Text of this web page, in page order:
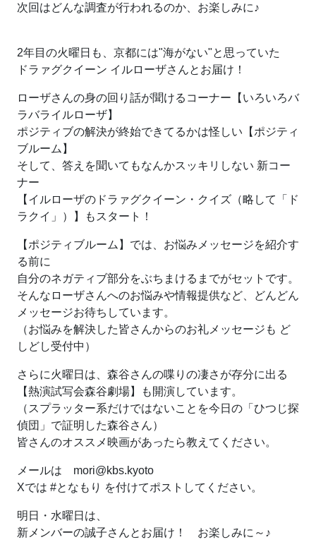
次回はどんな調査が行われるのか、お楽しみに♪
2年目の火曜日も、京都には"海がない"と思っていた
ドラァグクイーン イルローザさんとお届け！
ローザさんの身の回り話が聞けるコーナー【いろいろバ
ラバライルローザ】
ポジティブの解決が終始できてるかは怪しい【ポジティ
ブルーム】
そして、答えを聞いてもなんかスッキリしない 新コー
ナー
【イルローザのドラァグクイーン・クイズ（略して「ド
ラクイ」）】もスタート！
【ポジティブルーム】では、お悩みメッセージを紹介す
る前に
自分のネガティブ部分をぶちまけるまでがセットです。
そんなローザさんへのお悩みや情報提供など、どんどん
メッセージお待ちしています。
（お悩みを解決した皆さんからのお礼メッセージも ど
しどし受付中）
さらに火曜日は、森谷さんの喋りの凄さが存分に出る
【熱演試写会森谷劇場】も開演しています。
（スプラッター系だけではないことを今日の「ひつじ探
偵団」で証明した森谷さん）
皆さんのオススメ映画があったら教えてください。
メールは mori@kbs.kyoto
Xでは #となもり を付けてポストしてください。
明日・水曜日は、
新メンバーの誠子さんとお届け！ お楽しみに～♪